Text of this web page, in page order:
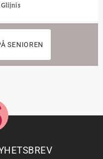
Glijnis
SENIOREN